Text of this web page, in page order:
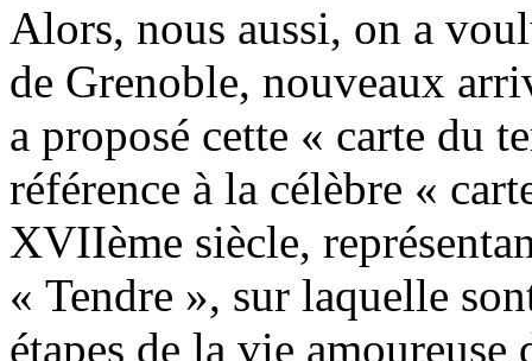
Alors, nous aussi, on a
de Grenoble, nouveaux
a proposé cette « carte du
référence à la célèbre «
XVIIème siècle,
« Tendre », sur laquelle
étapes de la vie amoureuse